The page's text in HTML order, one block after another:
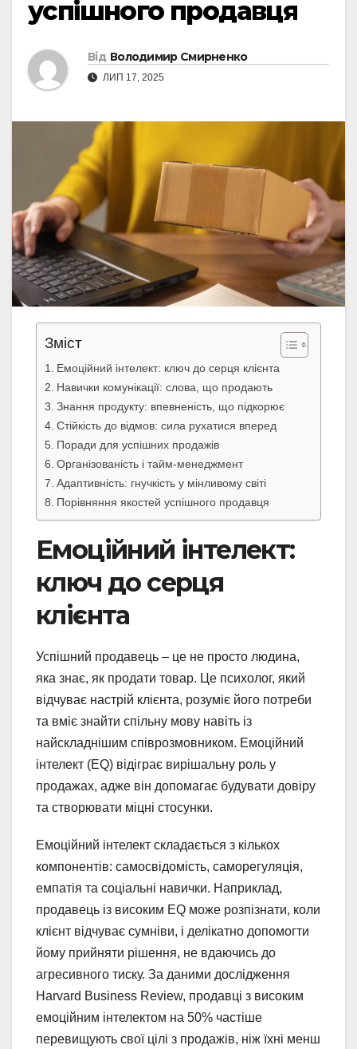
успішного продавця
Від Володимир Смирненко
ЛИП 17, 2025
Зміст
Емоційний інтелект: ключ до серця клієнта
Навички комунікації: слова, що продають
Знання продукту: впевненість, що підкорює
Стійкість до відмов: сила рухатися вперед
Поради для успішних продажів
Організованість і тайм-менеджмент
Адаптивність: гнучкість у мінливому світі
Порівняння якостей успішного продавця
Емоційний інтелект:
ключ до серця
клієнта
Успішний продавець – це не просто людина,
яка знає, як продати товар. Це психолог, який
відчуває настрій клієнта, розуміє його потреби
та вміє знайти спільну мову навіть із
найскладнішим співрозмовником. Емоційний
інтелект (EQ) відіграє вирішальну роль у
продажах, адже він допомагає будувати довіру
та створювати міцні стосунки.
Емоційний інтелект складається з кількох
компонентів: самосвідомість, саморегуляція,
емпатія та соціальні навички. Наприклад,
продавець із високим EQ може розпізнати, коли
клієнт відчуває сумніви, і делікатно допомогти
йому прийняти рішення, не вдаючись до
агресивного тиску. За даними дослідження
Harvard Business Review, продавці з високим
емоційним інтелектом на 50% частіше
перевищують свої цілі з продажів, ніж їхні менш